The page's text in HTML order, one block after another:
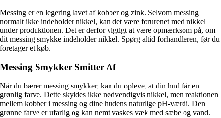
Messing er en legering lavet af kobber og zink. Selvom messing
normalt ikke indeholder nikkel, kan det være forurenet med nikkel
under produktionen. Det er derfor vigtigt at være opmærksom på, om
dit messing smykke indeholder nikkel. Spørg altid forhandleren, før du
foretager et køb.
Messing Smykker Smitter Af
Når du bærer messing smykker, kan du opleve, at din hud får en
grønlig farve. Dette skyldes ikke nødvendigvis nikkel, men reaktionen
mellem kobber i messing og dine hudens naturlige pH-værdi. Den
grønne farve er ufarlig og kan nemt vaskes væk med sæbe og vand.